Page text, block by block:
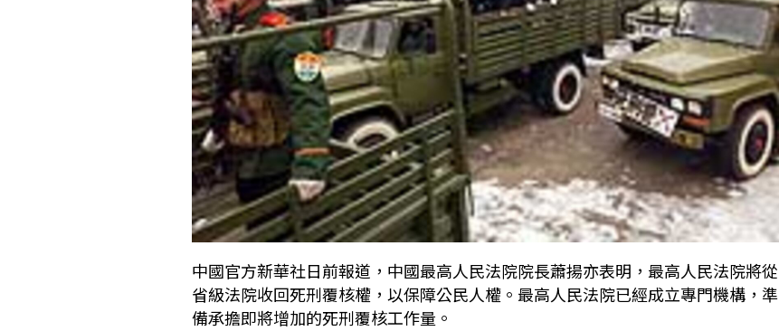
中國官方新華社日前報道，中國最高人民法院院長蕭揚亦表明，最高人民法院將從
省級法院收回死刑覆核權，以保障公民人權。最高人民法院已經成立專門機構，準
備承擔即將增加的死刑覆核工作量。